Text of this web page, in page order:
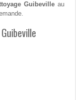
Guibeville au